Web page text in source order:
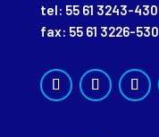
tel: 55 61 3243-
fax: 55 61 3226-